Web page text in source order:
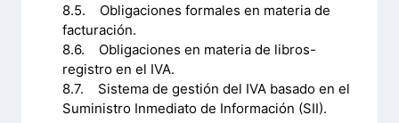
8.5. Obligaciones formales en materia de
facturación.
8.6. Obligaciones en materia de libros-
registro en el IVA.
8.7. Sistema de gestión del IVA basado en el
Suministro Inmediato de Información (SII).